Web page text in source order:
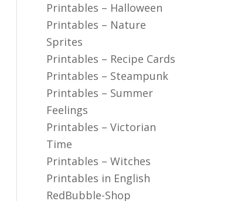
Printables – Halloween
Printables – Nature
Sprites
Printables – Recipe Cards
Printables – Steampunk
Printables – Summer
Feelings
Printables – Victorian
Time
Printables – Witches
Printables in English
RedBubble-Shop